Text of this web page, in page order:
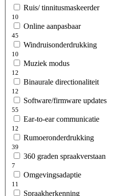
Ruis/ tinnitusmaskeerder
10
Online aanpasbaar
45
Windruisonderdrukking
10
Muziek modus
12
Binaurale directionaliteit
12
Software/firmware updates
55
Ear-to-ear communicatie
12
Rumoeronderdrukking
39
360 graden spraakverstaan
7
Omgevingsadaptie
11
Spraakherkenning